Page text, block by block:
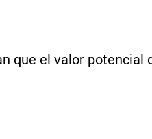
que el valor